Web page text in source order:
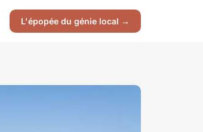
L'épopée du génie local →